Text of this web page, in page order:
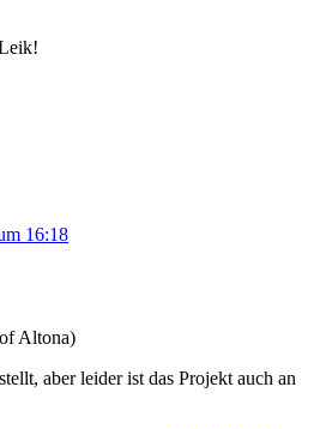
16:18
Altona)
aber leider ist das Projekt auch an